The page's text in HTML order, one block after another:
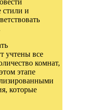
стили и
учтены все
комнат,
этапе
которые